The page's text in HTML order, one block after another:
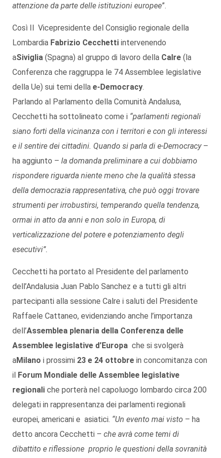
attenzione da parte delle istituzioni europee”.
Così Il Vicepresidente del Consiglio regionale della
Lombardia Fabrizio Cecchetti intervenendo
aSiviglia (Spagna) al gruppo di lavoro della Calre (la
Conferenza che raggruppa le 74 Assemblee legislative
della Ue) sui temi della e-Democracy.
Parlando al Parlamento della Comunità Andalusa,
Cecchetti ha sottolineato come i “parlamenti regionali
siano forti della vicinanza con i territori e con gli interessi
e il sentire dei cittadini. Quando si parla di e-Democracy–
ha aggiunto – la domanda preliminare a cui dobbiamo
rispondere riguarda niente meno che la qualità stessa
della democrazia rappresentativa, che può oggi trovare
strumenti per irrobustirsi, temperando quella tendenza,
ormai in atto da anni e non solo in Europa, di
verticalizzazione del potere e potenziamento degli
esecutivi”.
Cecchetti ha portato al Presidente del parlamento
dell’Andalusia Juan Pablo Sanchez e a tutti gli altri
partecipanti alla sessione Calre i saluti del Presidente
Raffaele Cattaneo, evidenziando anche l’importanza
dell’Assemblea plenaria della Conferenza delle
Assemblee legislative d’Europa che si svolgerà
aMilano i prossimi 23 e 24 ottobre in concomitanza con
il Forum Mondiale delle Assemblee legislative
regionali che porterà nel capoluogo lombardo circa 200
delegati in rappresentanza dei parlamenti regionali
europei, americani e asiatici. “Un evento mai visto – ha
detto ancora Cecchetti – che avrà come temi di
dibattito e riflessione proprio le questioni della sovranità